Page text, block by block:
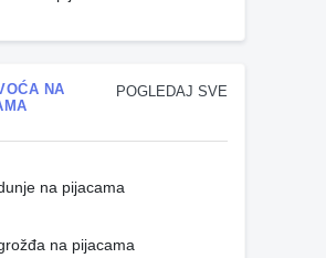
POGLEDAJ SVE
NA
na pijacama
na pijacama